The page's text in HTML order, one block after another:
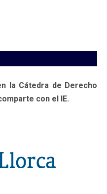
la Cátedra de Derecho
con el IE.